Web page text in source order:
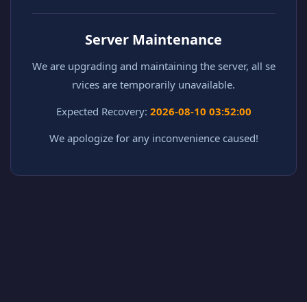
Server Maintenance
We are upgrading and maintaining the server, all se
rvices are temporarily unavailable.
Expected Recovery: 2026-08-10 03:52:00
We apologize for any inconvenience caused!